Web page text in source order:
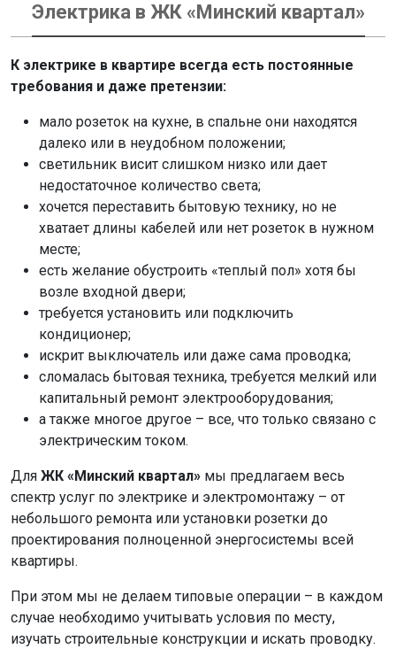
Электрика в ЖК «Минский квартал»
К электрике в квартире всегда есть постоянные
требования и даже претензии:
мало розеток на кухне, в спальне они находятся
далеко или в неудобном положении;
светильник висит слишком низко или дает
недостаточное количество света;
хочется переставить бытовую технику, но не
хватает длины кабелей или нет розеток в нужном
месте;
есть желание обустроить «теплый пол» хотя бы
возле входной двери;
требуется установить или подключить
кондиционер;
искрит выключатель или даже сама проводка;
сломалась бытовая техника, требуется мелкий или
капитальный ремонт электрооборудования;
а также многое другое – все, что только связано с
электрическим током.
Для ЖК «Минский квартал» мы предлагаем весь
спектр услуг по электрике и электромонтажу – от
небольшого ремонта или установки розетки до
проектирования полноценной энергосистемы всей
квартиры.
При этом мы не делаем типовые операции – в каждом
случае необходимо учитывать условия по месту,
изучать строительные конструкции и искать проводку.